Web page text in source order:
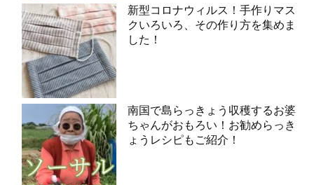
新型コロナウィルス！手作りマス
クいろいろ、その作り方を集めま
した！
南国で島らっきょう収穫するお婆
ちゃんがおもろい！お勧めらっき
ょうレシピもご紹介！